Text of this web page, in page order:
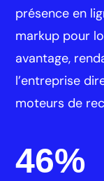
présence en
markup pour
avantage,
l’entreprise
moteurs de
46%